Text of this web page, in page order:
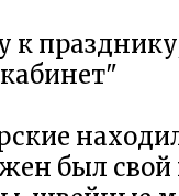
к
был свой